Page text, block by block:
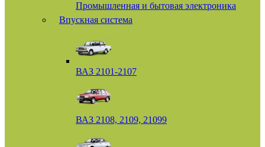
Промышленная и бытовая электроника
Впускная система
ВАЗ 2101-2107
ВАЗ 2108, 2109, 21099